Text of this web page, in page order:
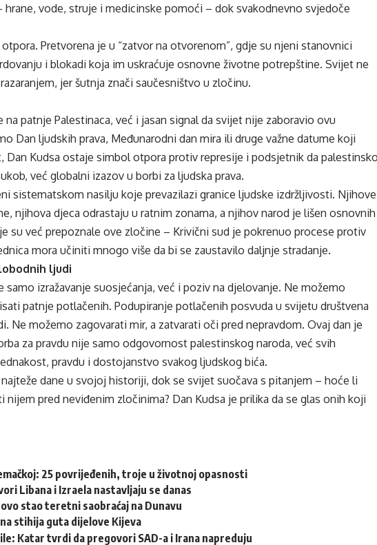
hrane, vode, struje i medicinske pomoći – dok svakodnevno svjedoče
Pretvorena je u “zatvor na otvorenom”, gdje su njeni stanovnici
i blokadi koja im uskraćuje osnovne životne potrepštine. Svijet ne
jer šutnja znači saučesništvo u zločinu.
na patnje Palestinaca, već i jasan signal da svijet nije zaboravio ovu
Dan ljudskih prava, Međunarodni dan mira ili druge važne datume koji
Dan Kudsa ostaje simbol otpora protiv represije i podsjetnik da palestinsko
već globalni izazov u borbi za ljudska prava.
sistematskom nasilju koje prevazilazi granice ljudske izdržljivosti. Njihove
njihova djeca odrastaju u ratnim zonama, a njihov narod je lišen osnovnih
su već prepoznale ove zločine – Krivični sud je pokrenuo procese protiv
mora učiniti mnogo više da bi se zaustavilo daljnje stradanje.
ljudi
samo izražavanje suosjećanja, već i poziv na djelovanje. Ne možemo
patnje potlačenih. Podupiranje potlačenih posvuda u svijetu društvena
Ne možemo zagovarati mir, a zatvarati oči pred nepravdom. Ovaj dan je
za pravdu nije samo odgovornost palestinskog naroda, već svih
pravdu i dostojanstvo svakog ljudskog bića.
dane u svojoj historiji, dok se svijet suočava s pitanjem – hoće li
pred neviđenim zločinima? Dan Kudsa je prilika da se glas onih koji
25 povrijeđenih, troje u životnoj opasnosti
Libana i Izraela nastavljaju se danas
stao teretni saobraćaj na Dunavu
stihija guta dijelove Kijeva
Katar tvrdi da pregovori SAD-a i Irana napreduju